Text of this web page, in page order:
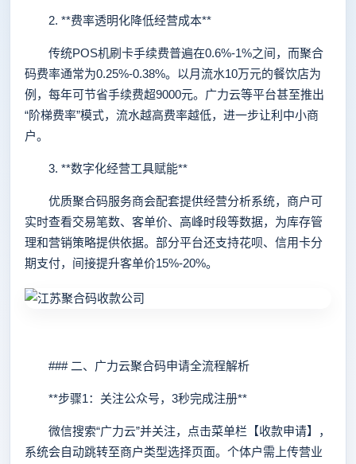
2. **费率透明化降低经营成本**
传统POS机刷卡手续费普遍在0.6%-1%之间，而聚合
码费率通常为0.25%-0.38%。以月流水10万元的餐饮店为
例，每年可节省手续费超9000元。广力云等平台甚至推出
“阶梯费率”模式，流水越高费率越低，进一步让利中小商
户。
3. **数字化经营工具赋能**
优质聚合码服务商会配套提供经营分析系统，商户可
实时查看交易笔数、客单价、高峰时段等数据，为库存管
理和营销策略提供依据。部分平台还支持花呗、信用卡分
期支付，间接提升客单价15%-20%。
### 二、广力云聚合码申请全流程解析
**步骤1：关注公众号，3秒完成注册**
微信搜索“广力云”并关注，点击菜单栏【收款申请】，
系统会自动跳转至商户类型选择页面。个体户需上传营业